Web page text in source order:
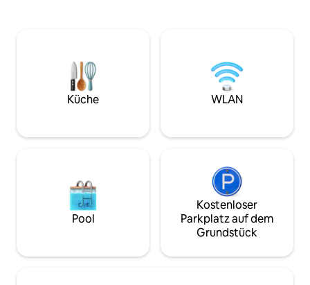
einen privat gelegenen Whirlpool.
Spaziere schließlich die Anlegestelle
hinunter, um zu angeln, zu schwimmen,
sich zu verbinden oder über das glasige
erwarten dich, buche, bevor diese
Hauses. Mosher
Wassergraben
nebenan. Unsere
eingeladen, das
Küche WLAN
Pool
Kostenloser
Parkplatz auf dem
Grundstück